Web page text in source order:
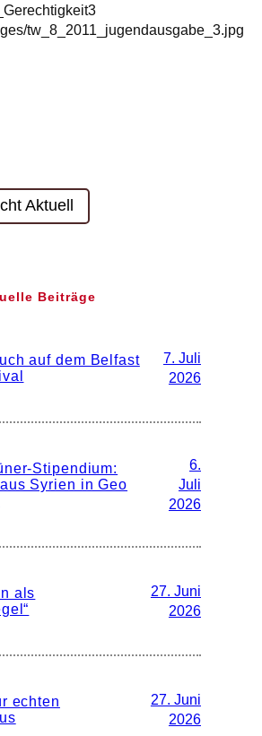
Aktuell
Beiträge
auf dem Belfast
7. Juli
2026
Stipendium:
Syrien in Geo
6.
Juli
2026
als
27. Juni
2026
echten
27. Juni
2026